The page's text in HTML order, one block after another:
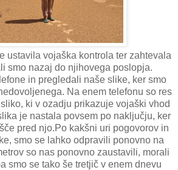
ustavila vojaška kontrola ter zahtevala
smo nazaj do njihovega poslopja.
in pregledali naše slike, ker smo
Na enem telefonu so res
ki v ozadju prikazuje vojaški vhod
je nastala povsem po naključju, ker
pred njo.Po kakšni uri pogovorov in
smo se lahko odpravili ponovno na
so nas ponovno zaustavili, morali
smo se tako še tretjič v enem dnevu